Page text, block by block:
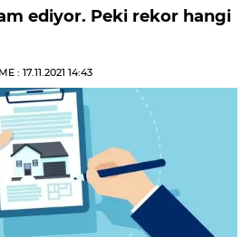
ediyor. Peki rekor hangi
: 17.11.2021 14:43